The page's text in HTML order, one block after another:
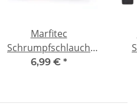
Marfitec
Schrumpfschlauch
Big Box 560 tlg.
6,99 € *